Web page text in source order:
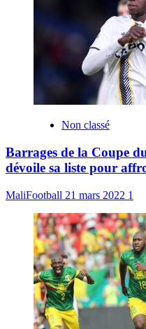
Non classé
Barrages de la Coupe
dévoile sa liste pour
MaliFootball 21 mars 2022 1